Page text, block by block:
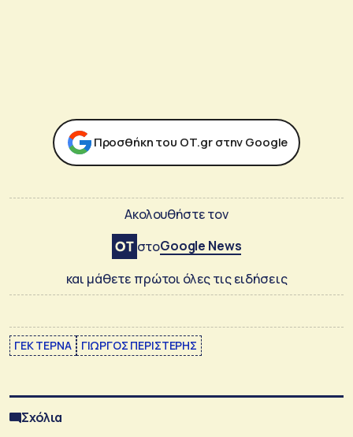
Προσθήκη του ΟΤ.gr στην Google
Ακολουθήστε τον
στοGoogle News
και μάθετε πρώτοι όλες τις ειδήσεις
ΓΕΚ ΤΕΡΝΑ ΓΙΩΡΓΟΣ ΠΕΡΙΣΤΕΡΗΣ
Σχόλια